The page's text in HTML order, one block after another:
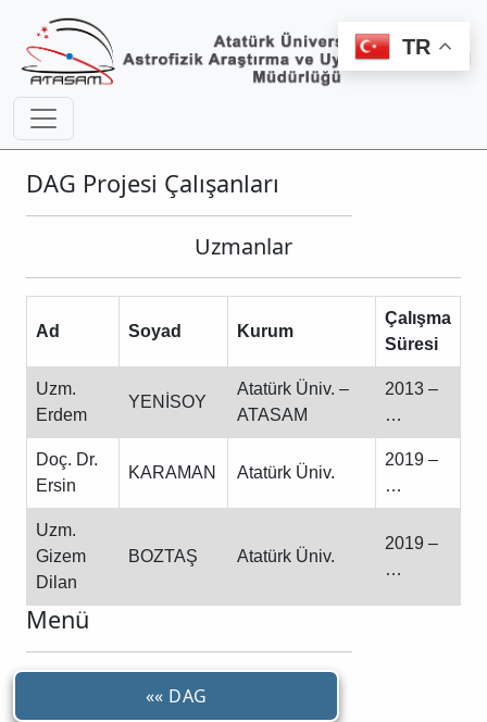
DAG Projesi Çalışanları
Uzmanlar
Ad Soyad Kurum
Çalışma
Süresi
Uzm.
Erdem
YENİSOY
Atatürk Üniv. –
ATASAM
2013 –
…
Doç. Dr.
Ersin
KARAMAN Atatürk Üniv.
2019 –
…
Uzm.
Gizem
Dilan
BOZTAŞ Atatürk Üniv.
2019 –
…
Menü
«« DAG
TR